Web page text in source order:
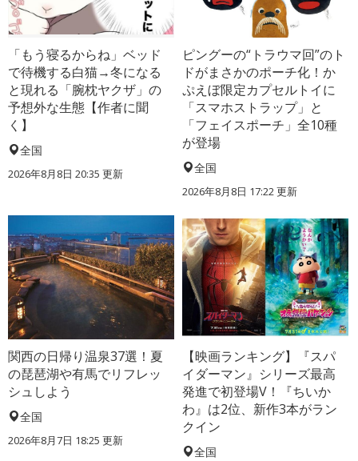
「もう寝るからね」ベッド
で待機する白猫→冬になる
と現れる「腕枕ヤクザ」の
予想外な生態【作者に聞
く】
全国
2026年8月8日 20:35 更新
ピングーの“トラウマ回”のト
ドがまさかのポーチ化！か
ぷえぼ限定カプセルトイに
「スマホストラップ」と
「フェイスポーチ」全10種
が登場
全国
2026年8月8日 17:22 更新
関西の日帰り温泉37選！夏
の琵琶湖や有馬でリフレッ
シュしよう
全国
2026年8月7日 18:25 更新
【映画ランキング】『スパ
イダーマン』シリーズ最高
発進で初登場V！『ちいか
わ』は2位、新作3本がラン
クイン
全国